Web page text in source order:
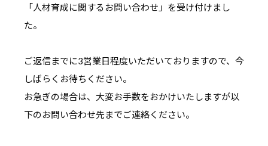
「人材育成に関するお問い合わせ」を受け付けまし
た。
ご返信までに3営業日程度いただいておりますので、今
しばらくお待ちください。
お急ぎの場合は、大変お手数をおかけいたしますが以
下のお問い合わせ先までご連絡ください。